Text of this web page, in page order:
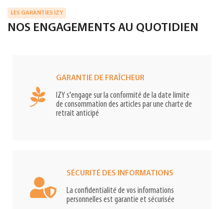
LES GARANTIES IZY
NOS ENGAGEMENTS AU QUOTIDIEN
GARANTIE DE FRAÎCHEUR
IZY s'engage sur la conformité de la date limite
de consommation des articles par une charte de
retrait anticipé
SÉCURITÉ DES INFORMATIONS
La confidentialité de vos informations
personnelles est garantie et sécurisée